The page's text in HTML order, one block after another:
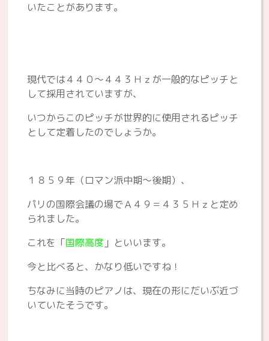
いたことがあります。
現代では４４０～４４３Ｈｚが一般的なピッチと
して採用されていますが、
いつからこのピッチが世界的に使用されるピッチ
として定着したのでしょうか。
１８５９年（ロマン派中期～後期）、
パリの国際会議の場でＡ４９＝４３５Ｈｚと定め
られました。
これを「国際高度 」といいます。
今と比べると、かなり低いですね！
ちなみに当時のピアノは、現在の形にだいぶ近づ
いていたそうです。